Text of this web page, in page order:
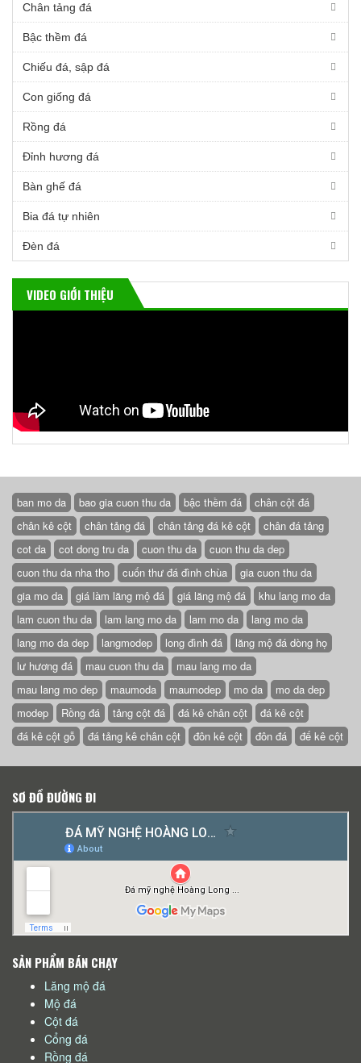
Chân tảng đá
Bậc thềm đá
Chiếu đá, sập đá
Con giống đá
Rồng đá
Đỉnh hương đá
Bàn ghế đá
Bia đá tự nhiên
Đèn đá
VIDEO GIỚI THIỆU
ban mo da bao gia cuon thu da bậc thềm đá
chân cột đá
chân kê cột
chân tảng đá chân tảng đá kê cột
chân đá tảng
cot da
cot dong tru da cuon thu da
cuon thu da dep
cuon thu da nha tho
cuốn thư đá đình chùa
gia cuon thu da
gia mo da
giá làm lăng mộ đá giá lăng mộ đá
khu lang mo da
lam cuon thu da
lam lang mo da lam mo da
lang mo da
lang mo da dep
langmodep long đình đá
lăng mộ đá dòng họ
lư hương đá
mau cuon thu da
mau lang mo da
mau lang mo dep
maumoda maumodep mo da
mo da dep
modep
Rồng đá tảng cột đá đá kê chân cột
đá kê cột
đá kê cột gỗ
đá tảng kê chân cột đôn kê cột đôn đá đế kê cột
SƠ ĐỒ ĐƯỜNG ĐI
SẢN PHẨM BÁN CHẠY
Lăng mộ đá
Mộ đá
Cột đá
Cổng đá
Rồng đá